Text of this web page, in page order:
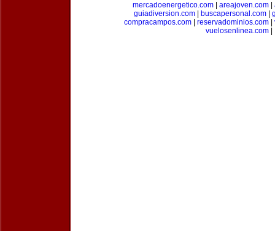
mercadoenergetico.com| areajoven.com|
guiadiversion.com| buscapersonal.com|
compracampos.com| reservadominios.com|
vuelosenlinea.com|